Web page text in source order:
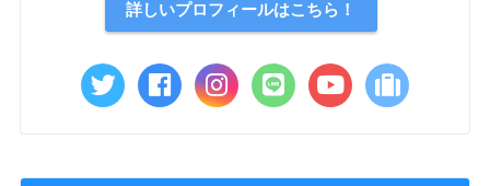
詳しいプロフィールはこちら！